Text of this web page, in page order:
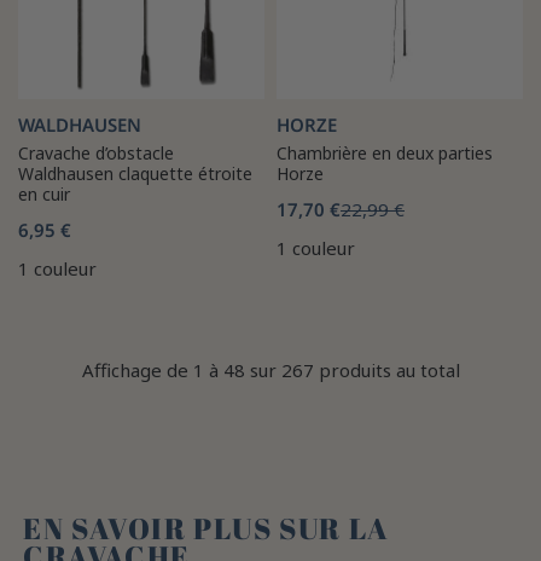
WALDHAUSEN
Cravache d’obstacle
Waldhausen claquette étroite
en cuir
6,95 €
1 couleur
HORZE
Chambrière en deux parties
Horze
17,70 €22,99 €
1 couleur
Affichage de 1 à 48 sur 267 produits au total
EN SAVOIR PLUS SUR LA